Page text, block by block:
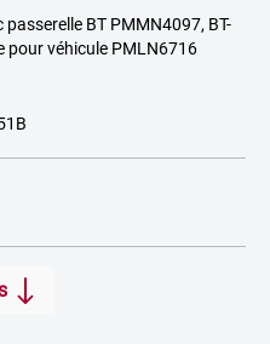
BT PMMN4097, BT-
pour véhicule PMLN6716